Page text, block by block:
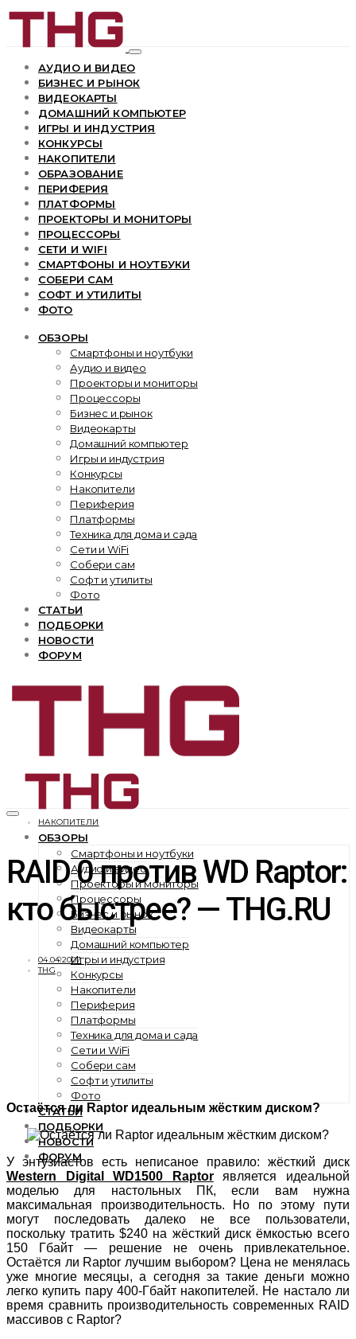
АУДИО И ВИДЕО
БИЗНЕС И РЫНОК
ВИДЕОКАРТЫ
ДОМАШНИЙ КОМПЬЮТЕР
ИГРЫ И ИНДУСТРИЯ
КОНКУРСЫ
НАКОПИТЕЛИ
ОБРАЗОВАНИЕ
ПЕРИФЕРИЯ
ПЛАТФОРМЫ
ПРОЕКТОРЫ И МОНИТОРЫ
ПРОЦЕССОРЫ
СЕТИ И WIFI
СМАРТФОНЫ И НОУТБУКИ
СОБЕРИ САМ
СОФТ И УТИЛИТЫ
ФОТО
ОБЗОРЫ
Смартфоны и ноутбуки
Аудио и видео
Проекторы и мониторы
Процессоры
Бизнес и рынок
Видеокарты
Домашний компьютер
Игры и индустрия
Конкурсы
Накопители
Периферия
Платформы
Техника для дома и сада
Сети и WiFi
Собери сам
Софт и утилиты
Фото
СТАТЬИ
ПОДБОРКИ
НОВОСТИ
ФОРУМ
ОБЗОРЫ
Смартфоны и ноутбуки
Аудио и видео
Проекторы и мониторы
Процессоры
Бизнес и рынок
Видеокарты
Домашний компьютер
Игры и индустрия
Конкурсы
Накопители
Периферия
Платформы
Техника для дома и сада
Сети и WiFi
Собери сам
Софт и утилиты
Фото
СТАТЬИ
ПОДБОРКИ
НОВОСТИ
ФОРУМ
НАКОПИТЕЛИ
RAID 0 против WD Raptor:
кто быстрее? — THG.RU
04.04.2007
THG
Остаётся ли Raptor идеальным жёстким диском?
У энтузиастов есть неписаное правило: жёсткий диск
Western Digital WD1500 Raptorявляется идеальной
моделью для настольных ПК, если вам нужна
максимальная производительность. Но по этому пути
могут последовать далеко не все пользователи,
поскольку тратить $240 на жёсткий диск ёмкостью всего
150 Гбайт — решение не очень привлекательное.
Остаётся ли Raptor лучшим выбором? Цена не менялась
уже многие месяцы, а сегодня за такие деньги можно
легко купить пару 400-Гбайт накопителей. Не настало ли
время сравнить производительность современных RAID
массивов с Raptor?